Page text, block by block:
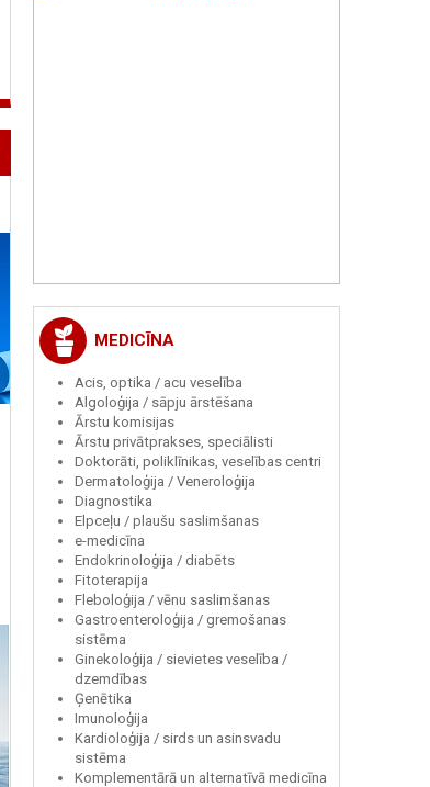
MEDICĪNA
Acis, optika / acu veselība
Algoloģija / sāpju ārstēšana
Ārstu komisijas
Ārstu privātprakses, speciālisti
Doktorāti, poliklīnikas, veselības centri
Dermatoloģija / Veneroloģija
Diagnostika
Elpceļu / plaušu saslimšanas
e-medicīna
Endokrinoloģija / diabēts
Fitoterapija
Fleboloģija / vēnu saslimšanas
Gastroenteroloģija / gremošanas
sistēma
Ginekoloģija / sievietes veselība /
dzemdības
Ģenētika
Imunoloģija
Kardioloģija / sirds un asinsvadu
sistēma
Komplementārā un alternatīvā medicīna